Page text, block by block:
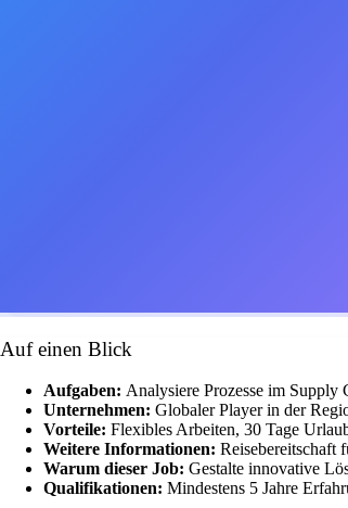
Auf einen Blick
Aufgaben: Analysiere Prozesse im Supply
Unternehmen: Globaler Player in der
Vorteile: Flexibles Arbeiten, 30 Tage
Weitere Informationen: Reisebereitschaft
Warum dieser Job: Gestalte innovative
Qualifikationen: Mindestens 5 Jahre